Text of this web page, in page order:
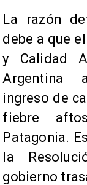
La razón
debe a que
y Calidad
Argentina
ingreso de
fiebre
Patagonia.
la
gobierno